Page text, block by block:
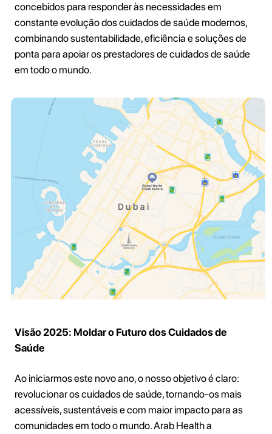
concebidos para responder às necessidades em
constante evolução dos cuidados de saúde modernos,
combinando sustentabilidade, eficiência e soluções de
ponta para apoiar os prestadores de cuidados de saúde
em todo o mundo.
Visão 2025: Moldar o Futuro dos Cuidados de
Saúde
Ao iniciarmos este novo ano, o nosso objetivo é claro:
revolucionar os cuidados de saúde, tornando-os mais
acessíveis, sustentáveis e com maior impacto para as
comunidades em todo o mundo. Arab Health a